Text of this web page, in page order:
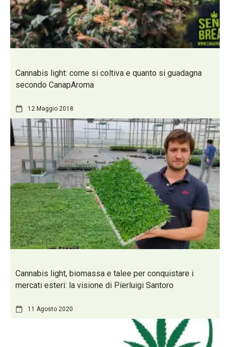
Cannabis light: come si coltiva e quanto si guadagna
secondo CanapAroma
12 Maggio 2018
Cannabis light, biomassa e talee per conquistare i
mercati esteri: la visione di Pierluigi Santoro
11 Agosto 2020